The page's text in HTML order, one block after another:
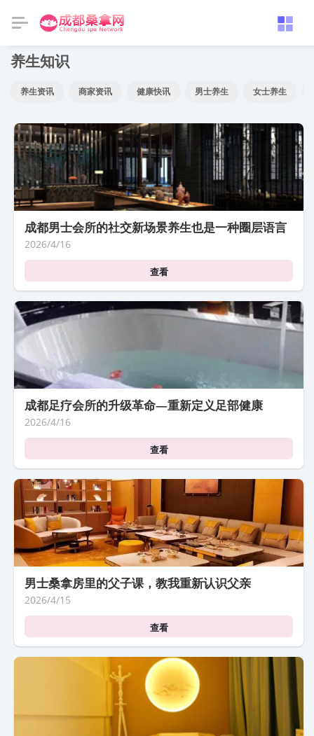
养生知识
养生资讯 商家资讯 健康快讯 男士养生 女士养生
成都男士会所的社交新场景养生也是一种圈层语言
2026/4/16
查看
成都足疗会所的升级革命—重新定义足部健康
2026/4/16
查看
男士桑拿房里的父子课，教我重新认识父亲
2026/4/15
查看